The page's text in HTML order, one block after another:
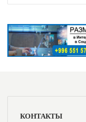
КОНТАКТЫ